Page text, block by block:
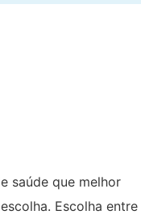
saúde que melhor
Escolha entre